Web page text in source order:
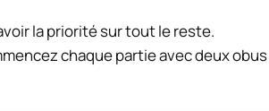
la priorité sur tout le reste.
chaque partie avec deux obus